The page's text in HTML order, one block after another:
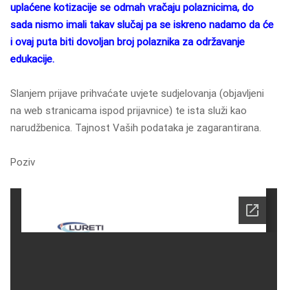
uplaćene kotizacije se odmah vračaju polaznicima, do
sada nismo imali takav slučaj pa se iskreno nadamo da će
i ovaj puta biti dovoljan broj polaznika za održavanje
edukacije.
Slanjem prijave prihvaćate uvjete sudjelovanja (objavljeni
na web stranicama ispod prijavnice) te ista služi kao
narudžbenica. Tajnost Vaših podataka je zagarantirana.
Poziv